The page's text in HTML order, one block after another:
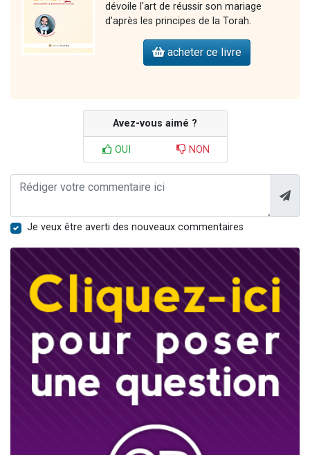
dévoile l'art de réussir son mariage
d’après les principes de la Torah.
acheter ce livre
Avez-vous aimé ?
OUI NON
Je veux être averti des nouveaux commentaires